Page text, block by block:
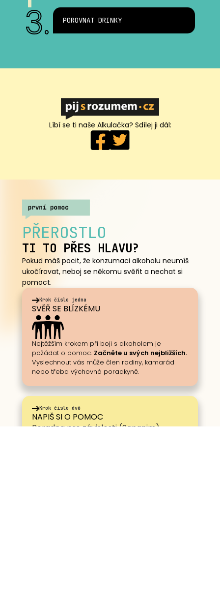
3. POROVNAT DRINKY
Líbí se ti naše Alkulačka? Sdílej ji dál:
Krok číslo jedna
SVĚŘ SE BLÍZKÉMU
Nejtěžším krokem při boji s alkoholem je
požádat o pomoc. Začněte u svých nejbližších.
Vyslechnout vás může člen rodiny, kamarád
nebo třeba výchovná poradkyně.
Krok číslo dvě
NAPIŠ SI O POMOC
Poradna pro závislosti (Sananim)
PŘEROSTLO
TI TO PŘES HLAVU?
Pokud máš pocit, že konzumaci alkoholu neumíš
ukočírovat, neboj se někomu svěřit a nechat si
pomoct.